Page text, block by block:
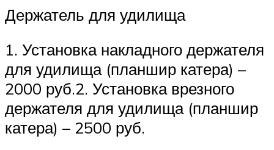
Держатель для удилища
1. Установка накладного держателя
для удилища (планшир катера) –
2000 руб.2. Установка врезного
держателя для удилища (планшир
катера) – 2500 руб.